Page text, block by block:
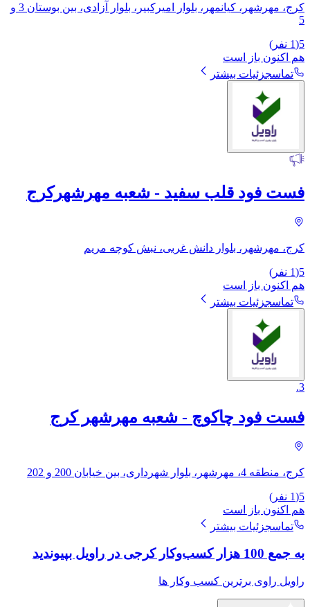
کرج، مهرشهر، کیانمهر، بلوار امیرکبیر، بلوار آزادی، بین بوستان 3 و
5
5
(
1 نفر)
هم اکنون باز است
تماسجزئیات بیشتر
فست فود قلب سفید - شعبه مهرشهرکرج
کرج، مهرشهر، بلوار دانش غربی، نبش کوچه مریم
5
(
1 نفر)
هم اکنون باز است
تماسجزئیات بیشتر
3
.
فست فود چاکوچ - شعبه مهرشهر کرج
کرج، منطقه 4، مهرشهر، بلوار شهرداری، بین خیابان 200 و 202
5
(
1 نفر)
هم اکنون باز است
تماسجزئیات بیشتر
به جمع 100 هزار کسب‌وکار کرجی در راویل بپیوندید
راویل راوی برترین کسب وکار ها